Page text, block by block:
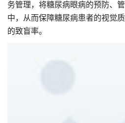
务管理，将糖尿病眼病的预防、
中，从而保障糖尿病患者的视觉
的致盲率。